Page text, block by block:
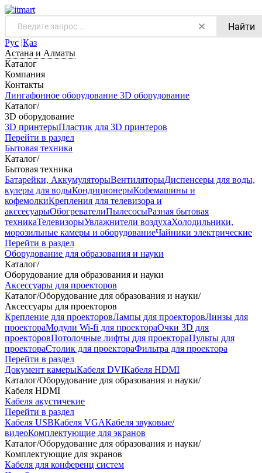
Найти
Рус |Қаз
Астана и Алматы
Каталог
Компания
Контакты
Лингафонное оборудование 3D оборудование
Каталог/
3D оборудование
3D принтерыПластик для 3D принтеров
Перейти в раздел
Бытовая техника
Каталог/
Бытовая техника
Батарейки, АккумуляторыВентиляторыДиспенсеры для воды,
кулеры для водыКондиционерыКофемашины и
кофемолкиКрепления для телевизора и
акссесуарыОбогревателиПылесосыРазная бытовая
техникаТелевизорыУвлажнители воздухаХолодильники,
морозильные камеры и оборудованиеЧайники электрические
Перейти в раздел
Оборудование для образования и науки
Каталог/
Оборудование для образования и науки
Аксессуары для проекторов
Каталог/Оборудование для образования и науки/
Аксессуары для проекторов
Крепление для проекторовЛампы для проекторовЛинзы для
проектораМодули Wi-fi для проектораОчки 3D для
проекторовПотолочные лифты для проектораПульты для
проектораСтолик для проектораФильтра для проектора
Перейти в раздел
Документ камерыКабеля DVIКабеля HDMI
Каталог/Оборудование для образования и науки/
Кабеля HDMI
Кабеля акустичекие
Перейти в раздел
Кабеля USBКабеля VGAКабеля звуковые/
видеоКомплектующие для экранов
Каталог/Оборудование для образования и науки/
Комплектующие для экранов
Кабеля для конференц систем